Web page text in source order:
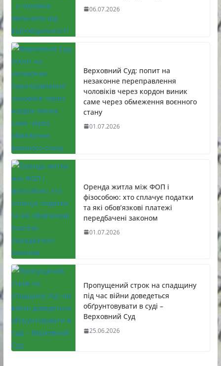
06.07.2026
Верховний Суд: попит на
незаконне переправлення
чоловіків через кордон виник
саме через обмеження воєнного
стану
01.07.2026
Оренда житла між ФОП і
фізособою: хто сплачує податки
та які обов’язкові платежі
передбачені законом
01.07.2026
Пропущений строк на спадщину
під час війни доведеться
обґрунтовувати в суді –
Верховний Суд
25.06.2026